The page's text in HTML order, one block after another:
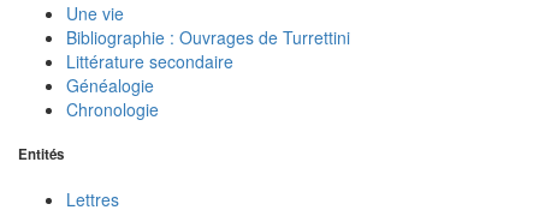
Une vie
Bibliographie : Ouvrages de Turrettini
Littérature secondaire
Généalogie
Chronologie
Entités
Lettres